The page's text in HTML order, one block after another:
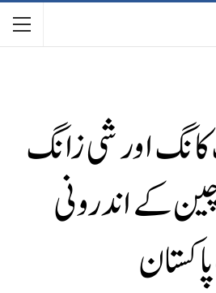
کانگ اور شی زانگ
کے اندرونی